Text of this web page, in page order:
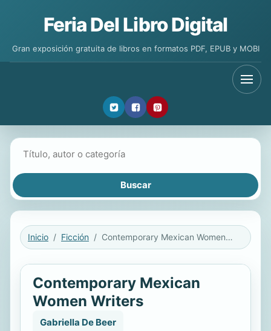
Feria Del Libro Digital
Gran exposición gratuita de libros en formatos PDF, EPUB y MOBI
Inicio Ficción Contemporary Mexican Women Writers
Contemporary Mexican
Women Writers
Gabriella De Beer